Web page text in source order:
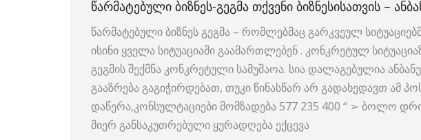
ᲬᲐᲠᲛᲐᲢᲔᲑᲣᲚᲘ ᲑᲘᲖᲜᲔᲡ-ᲒᲔᲒᲛᲐ ᲗᲥᲕᲔᲜᲘ ᲑᲘᲖᲜᲔᲡᲘᲡᲐᲗᲕᲘᲡ –
წარმატებული ბიზნეს გეგმა – რომლებმაც გარკვეულ
ისინი ყველა სიტუაციაში გაამართლებენ . კონკრეტულ
გეგმის შექმნა კონკრეტული სამუშაოა. სია დალაგებულია
გააზრება გაგიჭირდებათ, თუკი წინასწარ არ გადახედავთ ამ
დაწერა,კონსულტაციები მომზადება 577 235 400 “ ➢ ბოლო
მიერ განსაკუთრებული ყურადღება ექცევა